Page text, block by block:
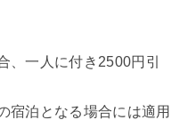
、一人に付き2500円引
宿泊となる場合には適用